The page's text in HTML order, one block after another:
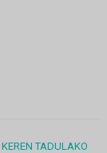
TADULAKO